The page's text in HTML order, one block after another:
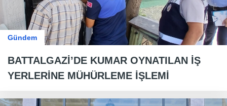
Gündem
BATTALGAZİ’DE KUMAR OYNATILAN İŞ
YERLERİNE MÜHÜRLEME İŞLEMİ